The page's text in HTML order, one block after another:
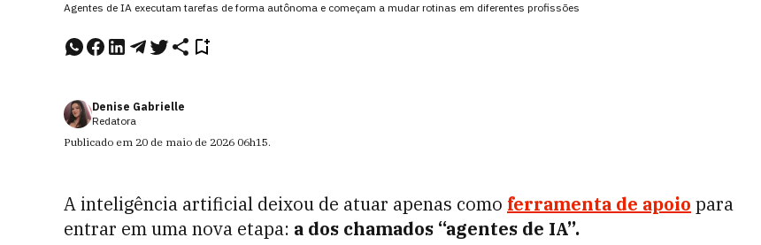
Agentes de IA executam tarefas de forma autônoma e começam a mudar rotinas em diferentes profissões
Denise Gabrielle
Redatora
Publicado em 20 de maio de 2026 06h15.
A inteligência artificial deixou de atuar apenas como ferramenta de apoio para
entrar em uma nova etapa: a dos chamados “agentes de IA”.